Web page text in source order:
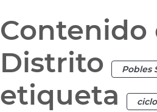
Contenido
Distrito
Pobles
etiqueta